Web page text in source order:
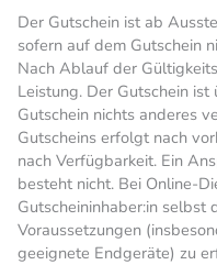
Der Gutschein ist ab
sofern auf dem Gutschein
Nach Ablauf der
Leistung. Der Gutschein
Gutschein nichts anderes
Gutscheins erfolgt nach
nach Verfügbarkeit. Ein
besteht nicht. Bei Online-
Gutscheininhaber:in selbst
Voraussetzungen
geeignete Endgeräte) zu